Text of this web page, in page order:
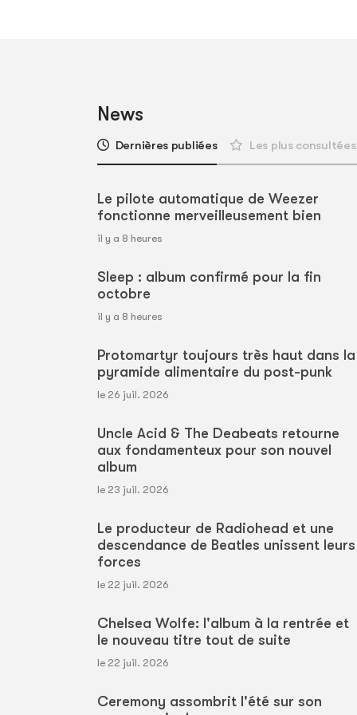
News
Dernières publiées Les plus consultées
Le pilote automatique de Weezer
fonctionne merveilleusement bien
il y a 8 heures
Sleep : album confirmé pour la fin
octobre
il y a 8 heures
Protomartyr toujours très haut dans la
pyramide alimentaire du post-punk
le 26 juil. 2026
Uncle Acid & The Deabeats retourne
aux fondamenteux pour son nouvel
album
le 23 juil. 2026
Le producteur de Radiohead et une
descendance de Beatles unissent leurs
forces
le 22 juil. 2026
Chelsea Wolfe: l'album à la rentrée et
le nouveau titre tout de suite
le 22 juil. 2026
Ceremony assombrit l'été sur son